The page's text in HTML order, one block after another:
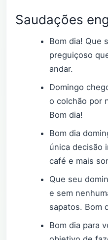
Saudações
Bom dia! Que
preguiçoso
andar.
Domingo
o colchão por
Bom dia!
Bom dia
única decisão
café e mais
Que seu
e sem
sapatos. Bom
Bom dia para